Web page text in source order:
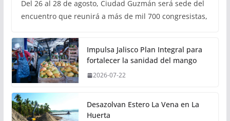
Del 26 al 28 de agosto, Ciudad Guzmán será sede del
encuentro que reunirá a más de mil 700 congresistas,
Impulsa Jalisco Plan Integral para
fortalecer la sanidad del mango
2026-07-22
Desazolvan Estero La Vena en La
Huerta